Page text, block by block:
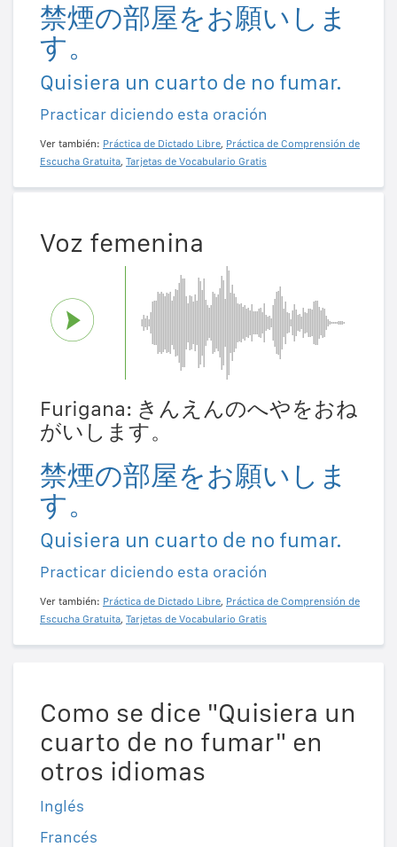
禁煙の部屋をお願いしま
す。
Quisiera un cuarto de no fumar.
Practicar diciendo esta oración
Ver también: Práctica de Dictado Libre, Práctica de Comprensión de
Escucha Gratuita, Tarjetas de Vocabulario Gratis
Voz femenina
Furigana: きんえんのへやをおね
がいします。
禁煙の部屋をお願いしま
す。
Quisiera un cuarto de no fumar.
Practicar diciendo esta oración
Ver también: Práctica de Dictado Libre, Práctica de Comprensión de
Escucha Gratuita, Tarjetas de Vocabulario Gratis
Como se dice "Quisiera un
cuarto de no fumar" en
otros idiomas
Inglés
Francés